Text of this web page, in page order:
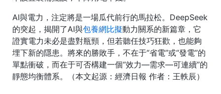
AI與電力，注定將是一場瓜代前行的馬拉松。DeepSeek
的突起，揭開了AI與包養網比擬動力關系的新篇章，它
證實電力未必是盡對瓶頸，但若聽任技巧狂歡，也能夠
埋下新的隱患。將來的勝敗手，不在于“省電”或“發電”的
單點衝破，而在于可否構建一個“效力―需求―可連續”的
靜態均衡體系。（本文起源：經濟日報 作者：王軼辰）